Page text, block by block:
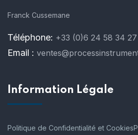
Franck Cussemane
Téléphone: +33 (0)6 24 58 34 27
Email :
Information Légale
Politique de Confidentialité et Cookies